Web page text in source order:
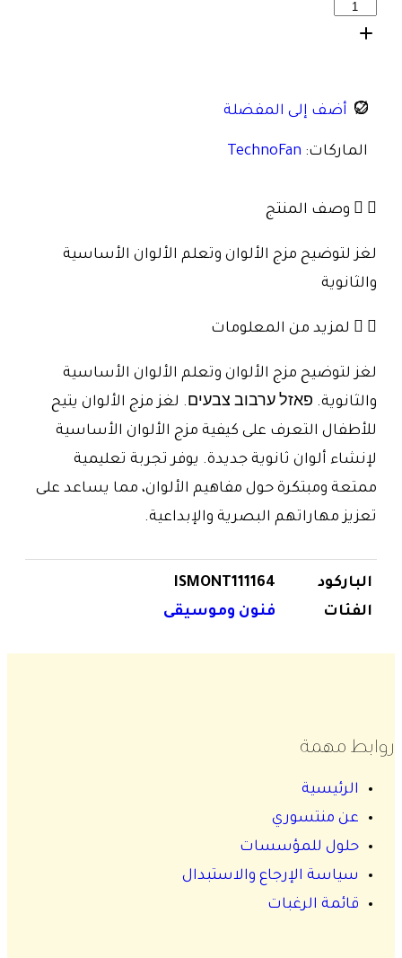
أضف إلى المفضلة
الماركات: TechnoFan
وصف المنتج
لغز لتوضيح مزج الألوان وتعلم الألوان الأساسية
والثانوية
لمزيد من المعلومات
لغز لتوضيح مزج الألوان وتعلم الألوان الأساسية
والثانوية. פאזל ערבוב צבעים. لغز مزج الألوان يتيح
للأطفال التعرف على كيفية مزج الألوان الأساسية
لإنشاء ألوان ثانوية جديدة. يوفر تجربة تعليمية
ممتعة ومبتكرة حول مفاهيم الألوان، مما يساعد على
تعزيز مهاراتهم البصرية والإبداعية.
الباركود
ISMONT111164
الفئات
فنون وموسيقى
روابط مهمة
الرئيسية
عن منتسوري
حلول للمؤسسات
سياسة الإرجاع والاستبدال
قائمة الرغبات